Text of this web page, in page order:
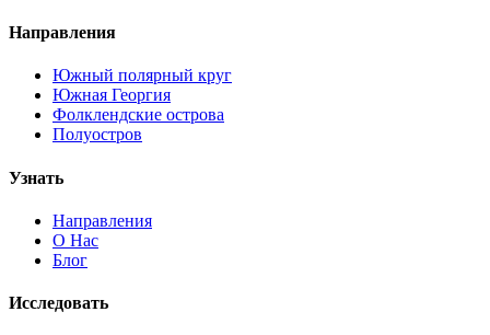
Направления
Южный полярный круг
Южная Георгия
Фолклендские острова
Полуостров
Узнать
Направления
О Нас
Блог
Исследовать